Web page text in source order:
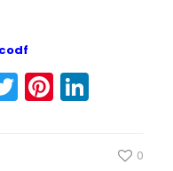
TwitterPinterest
0